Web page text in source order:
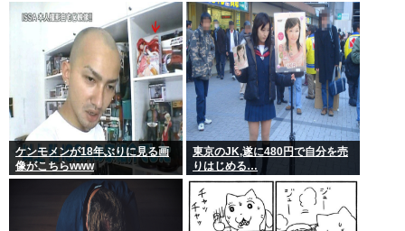
ケンモメンが18年ぶりに見る画
像がこちらwww
東京のJK,遂に480円で自分を売
りはじめる…